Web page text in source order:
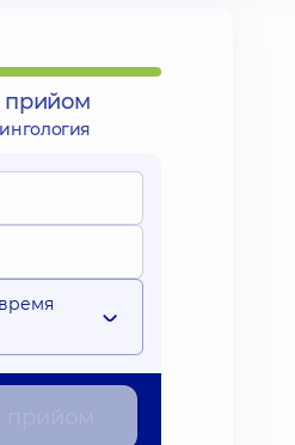
прийом